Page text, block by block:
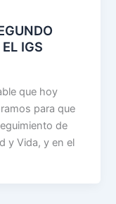
IGS
que hoy
para que
de
y Vida, y en el